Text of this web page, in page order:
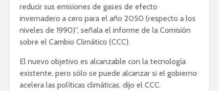
reducir sus emisiones de gases de efecto
invernadero a cero para el año 2050 (respecto a los
niveles de 1990)”, señala el informe de la Comisión
sobre el Cambio Climático (CCC).
El nuevo objetivo es alcanzable con la tecnología
existente, pero sólo se puede alcanzar si el gobierno
acelera las políticas climáticas, dijo el CCC.